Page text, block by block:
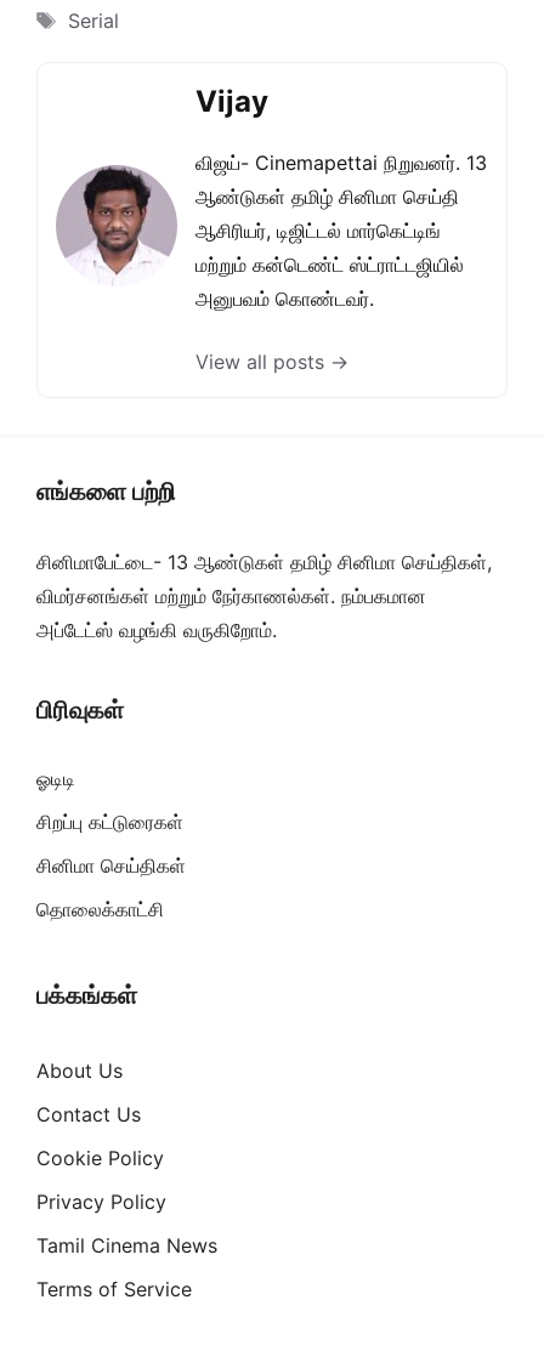
Tags
Serial
Vijay
விஜய்- Cinemapettai நிறுவனர். 13
ஆண்டுகள் தமிழ் சினிமா செய்தி
ஆசிரியர், டிஜிட்டல் மார்கெட்டிங்
மற்றும் கன்டெண்ட் ஸ்ட்ராட்டஜியில்
அனுபவம் கொண்டவர்.
View all posts →
எங்களை பற்றி
சினிமாபேட்டை- 13 ஆண்டுகள் தமிழ் சினிமா செய்திகள்,
விமர்சனங்கள் மற்றும் நேர்காணல்கள். நம்பகமான
அப்டேட்ஸ் வழங்கி வருகிறோம்.
பிரிவுகள்
ஓடிடி
சிறப்பு கட்டுரைகள்
சினிமா செய்திகள்
தொலைக்காட்சி
பக்கங்கள்
About Us
Contact Us
Cookie Policy
Privacy Policy
Tamil Cinema News
Terms of Service